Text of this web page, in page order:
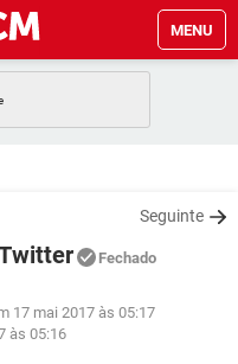
MENU
Seguinte
Fechado
17 mai 2017 às 05:17
às 05:16